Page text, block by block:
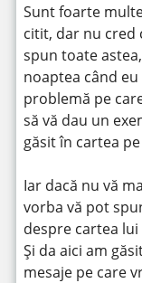
Sunt foarte
citit, dar nu cred
spun toate
noaptea când
problemă pe
să vă dau un
găsit în cartea
Iar dacă nu vă
vorba vă pot
despre cartea lui
Și da aici am
mesaje pe care